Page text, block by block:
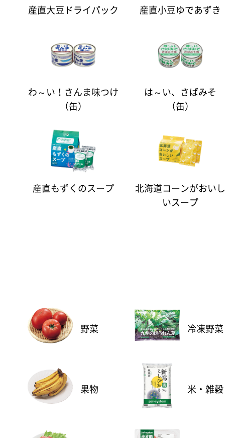
産直大豆ドライパック 産直小豆ゆであずき
わ～い！さんま味つけ
（缶）
は～い、さばみそ
（缶）
産直もずくのスープ
北海道コーンがおいし
いスープ
野菜 冷凍野菜
果物 米・雑穀